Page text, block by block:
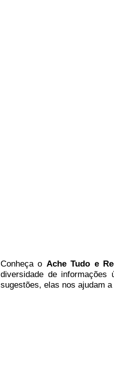
Conheçao Ache Tudo e
diversidade de informações
sugestões, elas nos ajudam